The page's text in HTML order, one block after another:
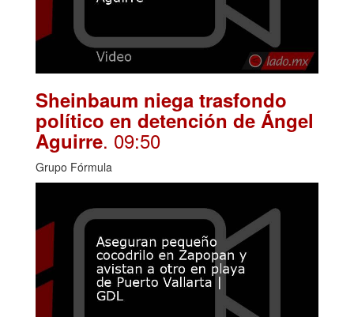
Sheinbaum niega trasfondo
político en detención de Ángel
Aguirre. 09:50
Grupo Fórmula